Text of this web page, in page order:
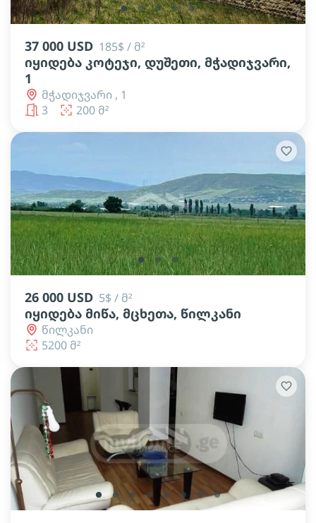
lens lens lens lens lens
37 000 USD 185$ / მ²
იყიდება კოტეჯი, დუშეთი, მჭადიჯვარი,
1
მჭადიჯვარი , 1
3
200 მ²
lens lens lens
26 000 USD 5$ / მ²
იყიდება მიწა, მცხეთა, წილკანი
წილკანი
5200 მ²
lens lens lens lens lens lens lens lens